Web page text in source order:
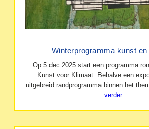
Winterprogramma kunst
Op 5 dec 2025 start een programma
Kunst voor Klimaat. Behalve een
uitgebreid randprogramma binnen het
verder